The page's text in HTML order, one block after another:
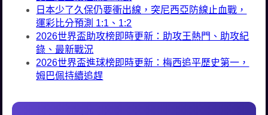
日本少了久保仍要衝出線，突尼西亞防線止血戰，
運彩比分預測 1:1、1:2
2026世界盃助攻榜即時更新：助攻王熱門、助攻紀
錄、最新戰況
2026世界盃進球榜即時更新：梅西追平歷史第一，
姆巴佩持續追趕